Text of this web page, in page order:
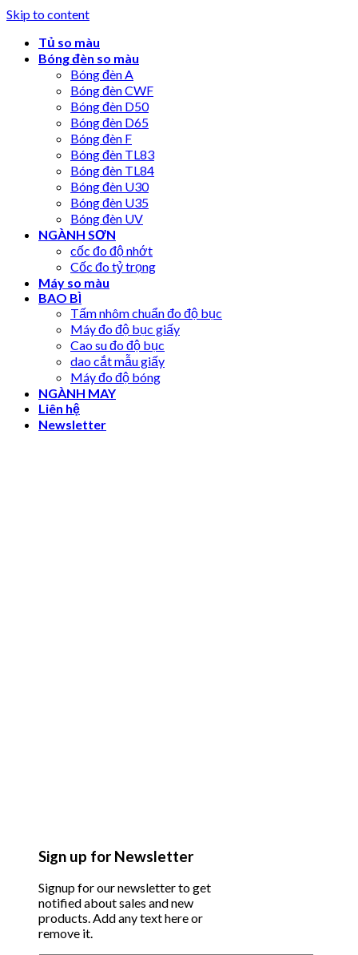
Skip to content
Tủ so màu
Bóng đèn so màu
Bóng đèn A
Bóng đèn CWF
Bóng đèn D50
Bóng đèn D65
Bóng đèn F
Bóng đèn TL83
Bóng đèn TL84
Bóng đèn U30
Bóng đèn U35
Bóng đèn UV
NGÀNH SƠN
cốc đo độ nhớt
Cốc đo tỷ trọng
Máy so màu
BAO BÌ
Tấm nhôm chuẩn đo độ bục
Máy đo độ bục giấy
Cao su đo độ bục
dao cắt mẫu giấy
Máy đo độ bóng
NGÀNH MAY
Liên hệ
Newsletter
Sign up for Newsletter
Signup for our newsletter to get
notified about sales and new
products. Add any text here or
remove it.